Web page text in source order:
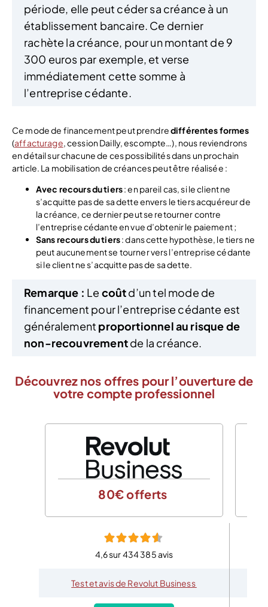
période, elle peut céder sa créance à un
établissement bancaire. Ce dernier
rachète la créance, pour un montant de 9
300 euros par exemple, et verse
immédiatement cette somme à
l’entreprise cédante.
Ce mode de financement peut prendredifférentes formes
(affacturage, cession Dailly, escompte…), nous reviendrons
en détail sur chacune de ces possibilités dans un prochain
article. La mobilisation de créances peut être réalisée :
Avec recours du tiers: en pareil cas, si le client ne
s’acquitte pas de sa dette envers le tiers acquéreur de
la créance, ce dernier peut se retourner contre
l’entreprise cédante en vue d’obtenir le paiement ;
Sans recours du tiers: dans cette hypothèse, le tiers ne
peut aucunement se tourner vers l’entreprise cédante
si le client ne s’acquitte pas de sa dette.
Remarque : Le coûtd’un tel mode de
financement pour l’entreprise cédante est
généralement proportionnel au risque de
non-recouvrementde la créance.
Découvrez nos offres pour l’ouverture de
votre compte professionnel
80€ offerts
4,6 sur 434 385 avis
Test et avis de Revolut Business